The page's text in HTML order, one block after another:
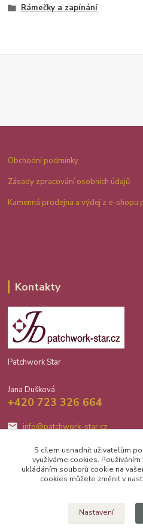
Rámečky a zapínání
Obchodní podmínky
Zásady zpracování osobních údajů
Kamenná prodejna a výdej z e-
Kontakty
Patchwork Star
Jana Dušková
+420 723 326 664
info@patchwork-star.cz
Upravit sběr
S cílem usnadnit uživatelům
využíváme cookies.
ukládáním souborů cookie na
cookies můžete změnit v
Nastavení